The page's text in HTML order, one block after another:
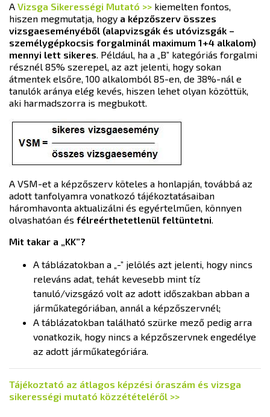
A Vizsga Sikerességi Mutató >> kiemelten fontos,
hiszen megmutatja, hogy a képzőszerv összes
vizsgaeseményéből (alapvizsgák és utóvizsgák –
személygépkocsis forgalminál maximum 1+4 alkalom)
mennyi lett sikeres. Például, ha a „B” kategóriás forgalmi
résznél 85% szerepel, az azt jelenti, hogy sokan
átmentek elsőre, 100 alkalomból 85-en, de 38%-nál e
tanulók aránya elég kevés, hiszen lehet olyan közöttük,
aki harmadszorra is megbukott.
A VSM-et a képzőszerv köteles a honlapján, továbbá az
adott tanfolyamra vonatkozó tájékoztatásaiban
háromhavonta aktualizálni és egyértelműen, könnyen
olvashatóan és félreérthetetlenül feltüntetni.
Mit takar a „KK”?
A táblázatokban a „-” jelölés azt jelenti, hogy nincs
releváns adat, tehát kevesebb mint tíz
tanuló/vizsgázó volt az adott időszakban abban a
járműkategóriában, annál a képzőszervnél;
A táblázatokban található szürke mező pedig arra
vonatkozik, hogy nincs a képzőszervnek engedélye
az adott járműkategóriára.
Tájékoztató az átlagos képzési óraszám és vizsga
sikerességi mutató közzétételéről >>